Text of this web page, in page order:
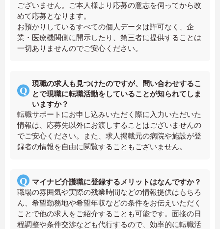
ございません。ご本人様より応募の意志を伺ってから改
めて応募となります。
お預かりしているすべての個人データは許可なく、企
業・医療機関側に開示したり、第三者に提供することは
一切ありませんのでご安心ください。
現職の求人も見つけたのですが、問い合わせするこ
とで現職に転職活動をしていることが知られてしま
いますか？
転職サポートにお申し込みいただく際に入力いただいた
情報は、応募先以外にお渡しすることはございませんの
でご安心ください。また、求人掲載元の病院や施設が登
録者の情報を自由に閲覧することもございません。
マイナビ介護職に登録するメリットはなんですか？
職場の雰囲気や実際の残業時間などの情報提供はもちろ
ん、希望勤務地や希望年収などの条件をお伝えいただく
ことで他の求人をご紹介することも可能です。面接の日
程調整や条件交渉なども代行するので、効率的に転職活